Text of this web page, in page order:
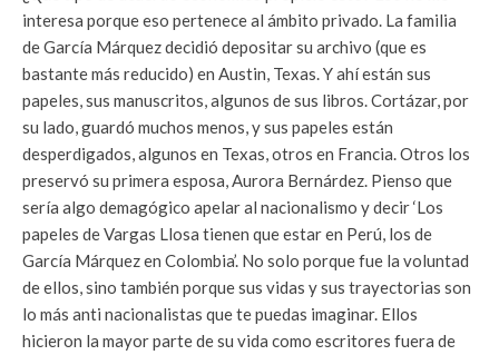
interesa porque eso pertenece al ámbito privado. La familia
de García Márquez decidió depositar su archivo (que es
bastante más reducido) en Austin, Texas. Y ahí están sus
papeles, sus manuscritos, algunos de sus libros. Cortázar, por
su lado, guardó muchos menos, y sus papeles están
desperdigados, algunos en Texas, otros en Francia. Otros los
preservó su primera esposa, Aurora Bernárdez. Pienso que
sería algo demagógico apelar al nacionalismo y decir ‘Los
papeles de Vargas Llosa tienen que estar en Perú, los de
García Márquez en Colombia’. No solo porque fue la voluntad
de ellos, sino también porque sus vidas y sus trayectorias son
lo más anti nacionalistas que te puedas imaginar. Ellos
hicieron la mayor parte de su vida como escritores fuera de